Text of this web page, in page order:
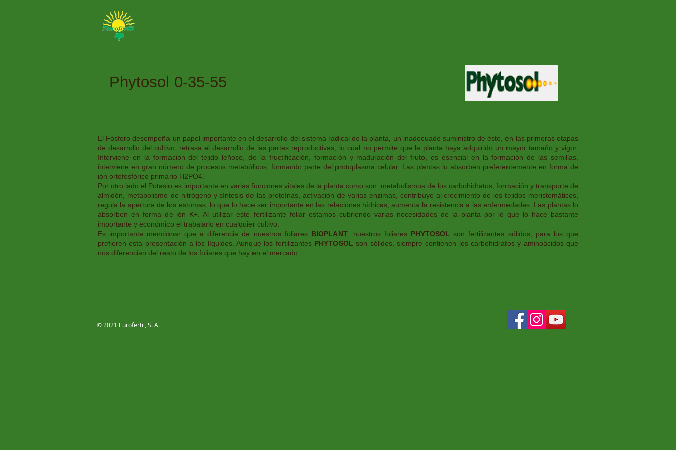
Phytosol 0-35-55
El Fósforo desempeña un papel importante en el desarrollo del sistema radical de la planta, un inadecuado suministro de éste, en las primeras etapas
de desarrollo del cultivo, retrasa el desarrollo de las partes reproductivas, lo cual no permite que la planta haya adquirido un mayor tamaño y vigor.
Interviene en la formación del tejido leñoso, de la fructificación, formación y maduración del fruto, es esencial en la formación de las semillas,
interviene en gran número de procesos metabólicos, formando parte del protoplasma celular. Las plantas lo absorben preferentemente en forma de
ión ortofosfórico primario H2PO4.
Por otro lado el Potasio es importante en varias funciones vitales de la planta como son: metabolismos de los carbohidratos, formación y transporte de
almidón, metabolismo de nitrógeno y síntesis de las proteínas, activación de varias enzimas, contribuye al crecimiento de los tejidos meristemáticos,
regula la apertura de los estomas, lo que lo hace ser importante en las relaciones hídricas, aumenta la resistencia a las enfermedades. Las plantas lo
absorben en forma de ión K+. Al utilizar este fertilizante foliar estamos cubriendo varias necesidades de la planta por lo que lo hace bastante
importante y económico el trabajarlo en cualquier cultivo.
Es importante mencionar que a diferencia de nuestros foliares BIOPLANT , nuestros foliares PHYTOSOL son fertilizantes sólidos, para los que
prefieren esta presentación a los líquidos. Aunque los fertilizantes PHYTOSOLson sólidos, siempre contienen los carbohidratos y aminoácidos que
nos diferencian del resto de los foliares que hay en el mercado.
© 2021 Eurofertil, S. A.